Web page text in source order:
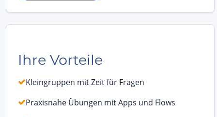
Ihre Vorteile
Kleingruppen mit Zeit für Fragen
Praxisnahe Übungen mit Apps und Flows